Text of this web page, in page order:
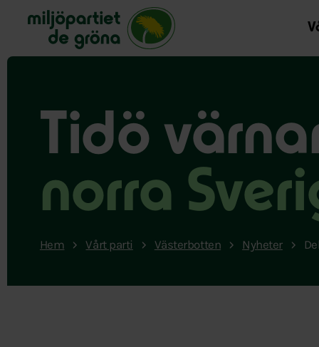
Miljöpartiet de gröna, startsida
Tidö
norra
Hem Vårt parti Västerbotten Nyheter